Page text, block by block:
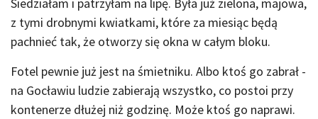
z tymi drobnymi kwiatkami, które za miesiąc będą
pachnieć tak, że otworzy się okna w całym bloku.
Fotel pewnie już jest na śmietniku. Albo ktoś go zabrał -
na Gocławiu ludzie zabierają wszystko, co postoi przy
kontenerze dłużej niż godzinę. Może ktoś go naprawi.